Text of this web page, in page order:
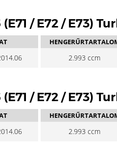
/ E72 / E73)
2.993 ccm
/ E72 / E73)
2.993 ccm